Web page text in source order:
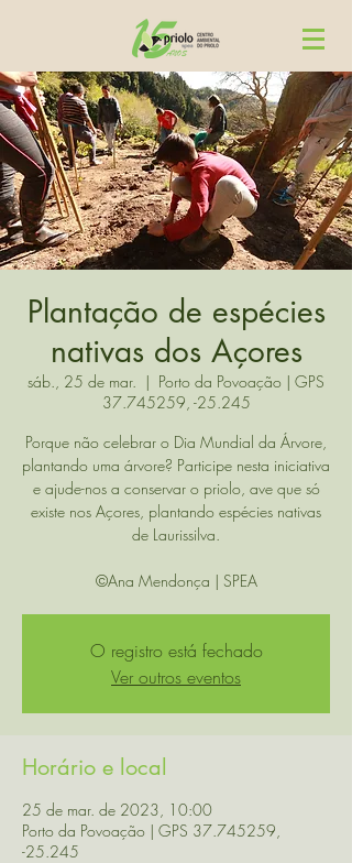
Plantação de espécies
nativas dos Açores
sáb., 25 de mar.
  |
Porto da Povoação | GPS
37.745259, -25.245
Porque não celebrar o Dia Mundial da Árvore,
plantando uma árvore? Participe nesta iniciativa
e ajude-nos a conservar o priolo, ave que só
existe nos Açores, plantando espécies nativas
de Laurissilva.
©Ana Mendonça | SPEA
O registro está fechado
Ver outros eventos
Horário e local
25 de mar. de 2023, 10:00
Porto da Povoação | GPS 37.745259,
-25.245